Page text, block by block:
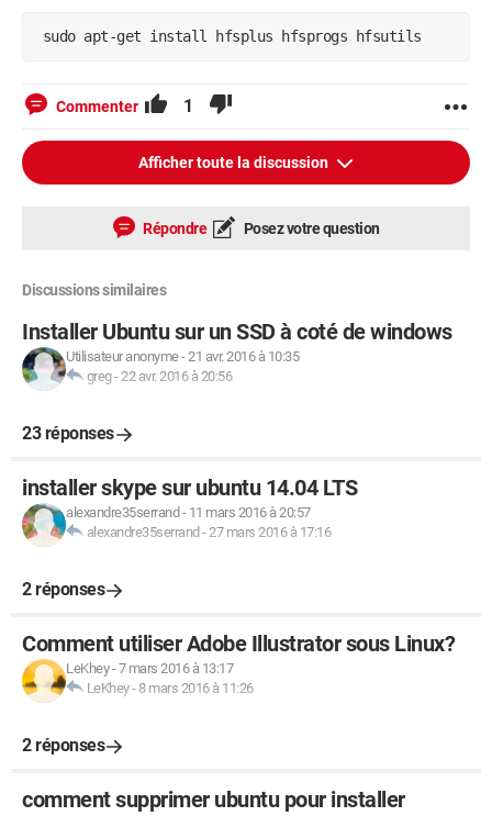
sudo apt-get install hfsplus hfsprogs hfsutils
Commenter 1
Afficher toute la discussion
Répondre Posez votre question
Discussions similaires
Installer Ubuntu sur un SSD à coté de windows
Utilisateur anonyme-21 avr. 2016 à 10:35
greg-22 avr. 2016 à 20:56
23 réponses
installer skype sur ubuntu 14.04 LTS
alexandre35serrand - 11 mars 2016 à 20:57
alexandre35serrand -27 mars 2016 à 17:16
2 réponses
Comment utiliser Adobe Illustrator sous Linux?
LeKhey-7 mars 2016 à 13:17
LeKhey- 8 mars 2016 à 11:26
2 réponses
comment supprimer ubuntu pour installer